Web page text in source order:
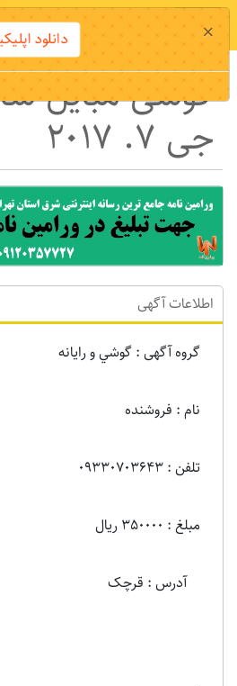
گوشی مبایل
جی ۷. ۲۰۱۷
اطلاعات آگهی
گروه آگهی : گوشي و رايانه
نام : فروشنده
تلفن : 09330703643
مبلغ : 350000 ریال
آدرس : قرچک
× دانلود